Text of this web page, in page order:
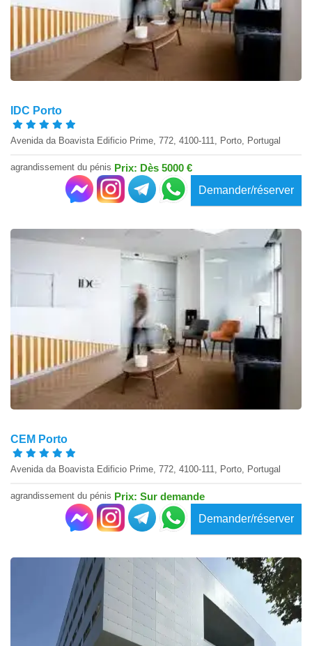
IDC Porto
Avenida da Boavista Edificio Prime, 772, 4100-111, Porto, Portugal
agrandissement du pénis Prix: Dès 5000 €
Demander/réserver
CEM Porto
Avenida da Boavista Edificio Prime, 772, 4100-111, Porto, Portugal
agrandissement du pénis Prix: Sur demande
Demander/réserver